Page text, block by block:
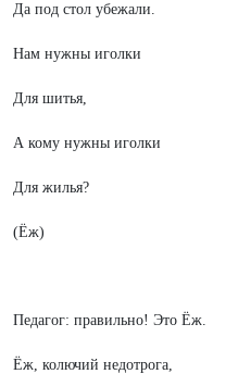
Да под стол убежали.
Нам нужны иголки
Для шитья,
А кому нужны иголки
Для жилья?
(Ёж)
Педагог: правильно! Это Ёж.
Ёж, колючий недотрога,